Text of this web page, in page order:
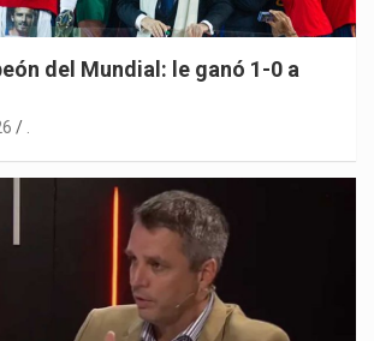
del Mundial: le ganó 1-0 a